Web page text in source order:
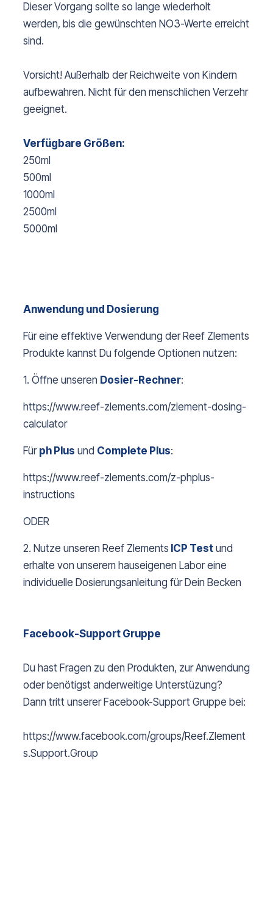
Dieser Vorgang sollte so lange wiederholt
werden, bis die gewünschten NO3-Werte erreicht
sind.
Vorsicht! Außerhalb der Reichweite von Kindern
aufbewahren. Nicht für den menschlichen Verzehr
geeignet.
Verfügbare Größen:
250ml
500ml
1000ml
2500ml
5000ml
Anwendung und Dosierung
Für eine effektive Verwendung der Reef Zlements
Produkte kannst Du folgende Optionen nutzen:
1. Öffne unseren Dosier-Rechner:
https://www.reef-zlements.com/zlement-dosing-
calculator
Für ph Plus und Complete Plus:
https://www.reef-zlements.com/z-phplus-
instructions
ODER
2. Nutze unseren Reef Zlements ICP Test und
erhalte von unserem hauseigenen Labor eine
individuelle Dosierungsanleitung für Dein Becken
Facebook-Support Gruppe
Du hast Fragen zu den Produkten, zur Anwendung
oder benötigst anderweitige Unterstüzung?
Dann tritt unserer Facebook-Support Gruppe bei:
https://www.facebook.com/groups/Reef.Zlement
s.Support.Group